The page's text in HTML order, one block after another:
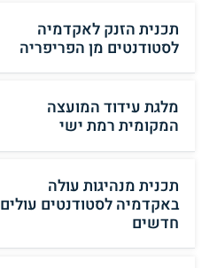
תכנית הזנק לאקדמיה
לסטודנטים מן הפריפריה
מלגת עידוד המועצה
המקומית רמת ישי
תכנית מנהיגות עולה
באקדמיה לסטודנטים עולים
חדשים